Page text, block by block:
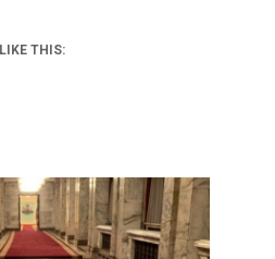
LIKE THIS: